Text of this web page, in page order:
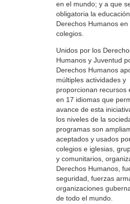
en el mundo; y a que
obligatoria la
Derechos Humanos en
colegios.
Unidos por los
Humanos y Juventud
Derechos Humanos
múltiples actividades y
proporcionan recursos
en 17 idiomas que
avance de esta
los niveles de la
programas son
aceptados y usados
colegios e iglesias,
y comunitarios,
Derechos Humanos,
seguridad, fuerzas
organizaciones
de todo el mundo.